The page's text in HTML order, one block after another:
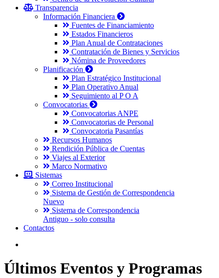
Transparencia
Información Financiera
Fuentes de Financiamiento
Estados Financieros
Plan Anual de Contrataciones
Contratación de Bienes y Servicios
Nómina de Proveedores
Planificación
Plan Estratégico Institucional
Plan Operativo Anual
Seguimiento al P O A
Convocatorias
Convocatorias ANPE
Convocatorias de Personal
Convocatoria Pasantías
Recursos Humanos
Rendición Pública de Cuentas
Viajes al Exterior
Marco Normativo
Sistemas
Correo Institucional
Sistema de Gestión de Correspondencia
Nuevo
Sistema de Correspondencia
Antiguo - solo consulta
Contactos
Últimos Eventos y Programas